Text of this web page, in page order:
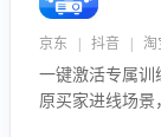
京东 | 抖音 | 淘
一键激活专属训
原买家进线场景